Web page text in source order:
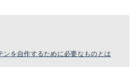
ンを自作するために必要なものとは